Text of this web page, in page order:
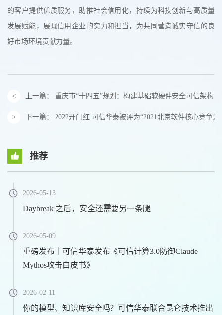
的客户提供优质服务，助推社会信用化，持续为科技创新与高质量
发展赋能，展现信用企业的实力和担当，为共同营造诚实守信的良
好市场环境贡献力量。
上一篇： 重庆市“十四五”规划：构建基础软硬件安全可信架构
下一篇： 2022开门红 可信华泰被评为“2021北京软件核心竞争
推荐
2026-05-13
Daybreak 之后，安全还需要另一条腿
2026-05-09
重磅发布｜可信华泰发布《可信计算3.0防御Claude
Mythos攻击白皮书》
2026-02-11
你的模型、知识库安全吗？可信华泰联合昆仑技术推出